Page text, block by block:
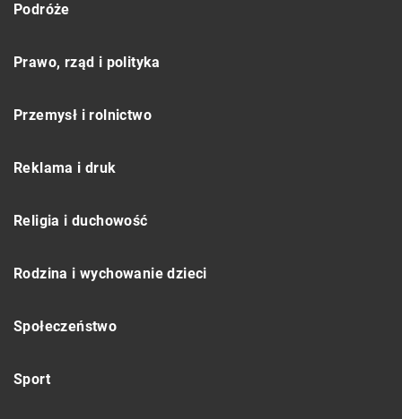
Podróże
Prawo, rząd i polityka
Przemysł i rolnictwo
Reklama i druk
Religia i duchowość
Rodzina i wychowanie dzieci
Społeczeństwo
Sport